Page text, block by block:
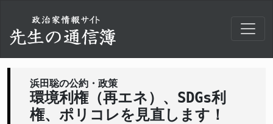
浜田聡の公約・政策
環境利権（再エネ）、SDGs利
権、ポリコレを見直します！